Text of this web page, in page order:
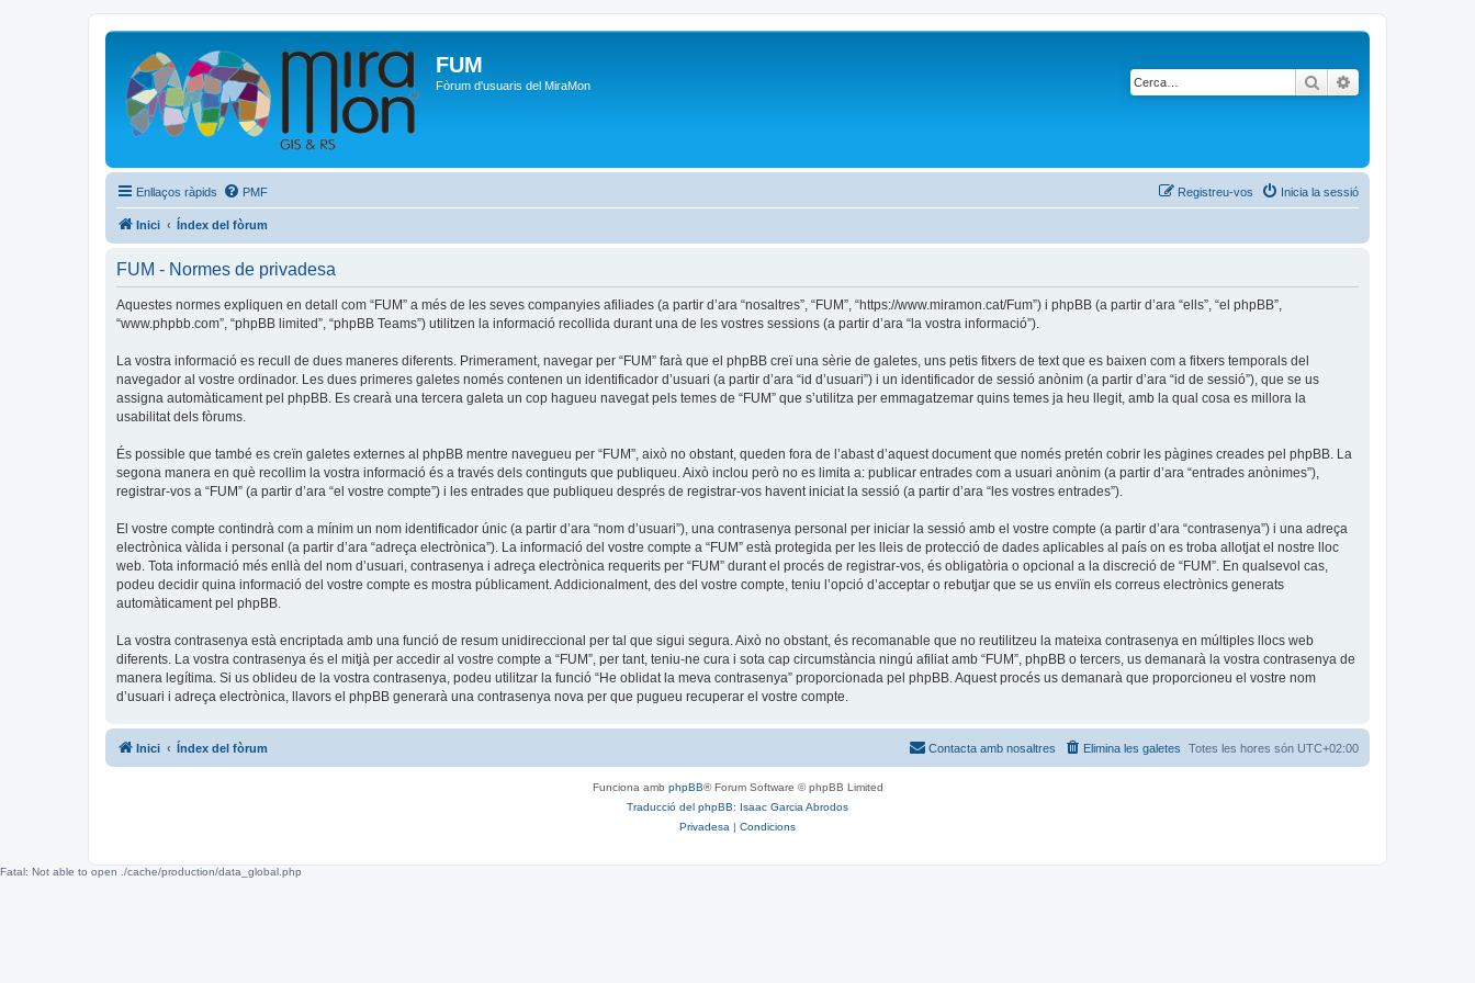
FUM
Fòrum d'usuaris del MiraMon Cerca
Enllaços ràpids PMF Inicia la sessió
Registreu-vos
Inici Índex del fòrum
FUM - Normes de privadesa
Aquestes normes expliquen en detall com “FUM” a més de les seves companyies afiliades (a partir d’ara “nosaltres”, “FUM”, “https://www.miramon.cat/Fum”) i phpBB (a partir d’ara “ells”, “el phpBB”,
“www.phpbb.com”, “phpBB limited”, “phpBB Teams”) utilitzen la informació recollida durant una de les vostres sessions (a partir d’ara “la vostra informació”).
La vostra informació es recull de dues maneres diferents. Primerament, navegar per “FUM” farà que el phpBB creï una sèrie de galetes, uns petis fitxers de text que es baixen com a fitxers temporals del
navegador al vostre ordinador. Les dues primeres galetes només contenen un identificador d’usuari (a partir d’ara “id d’usuari”) i un identificador de sessió anònim (a partir d’ara “id de sessió”), que se us
assigna automàticament pel phpBB. Es crearà una tercera galeta un cop hagueu navegat pels temes de “FUM” que s’utilitza per emmagatzemar quins temes ja heu llegit, amb la qual cosa es millora la
usabilitat dels fòrums.
És possible que també es creïn galetes externes al phpBB mentre navegueu per “FUM”, això no obstant, queden fora de l’abast d’aquest document que només pretén cobrir les pàgines creades pel phpBB. La
segona manera en què recollim la vostra informació és a través dels continguts que publiqueu. Això inclou però no es limita a: publicar entrades com a usuari anònim (a partir d’ara “entrades anònimes”),
registrar-vos a “FUM” (a partir d’ara “el vostre compte”) i les entrades que publiqueu després de registrar-vos havent iniciat la sessió (a partir d’ara “les vostres entrades”).
El vostre compte contindrà com a mínim un nom identificador únic (a partir d’ara “nom d’usuari”), una contrasenya personal per iniciar la sessió amb el vostre compte (a partir d’ara “contrasenya”) i una adreça
electrònica vàlida i personal (a partir d’ara “adreça electrònica”). La informació del vostre compte a “FUM” està protegida per les lleis de protecció de dades aplicables al país on es troba allotjat el nostre lloc
web. Tota informació més enllà del nom d’usuari, contrasenya i adreça electrònica requerits per “FUM” durant el procés de registrar-vos, és obligatòria o opcional a la discreció de “FUM”. En qualsevol cas,
podeu decidir quina informació del vostre compte es mostra públicament. Addicionalment, des del vostre compte, teniu l’opció d’acceptar o rebutjar que se us enviïn els correus electrònics generats
automàticament pel phpBB.
La vostra contrasenya està encriptada amb una funció de resum unidireccional per tal que sigui segura. Això no obstant, és recomanable que no reutilitzeu la mateixa contrasenya en múltiples llocs web
diferents. La vostra contrasenya és el mitjà per accedir al vostre compte a “FUM”, per tant, teniu-ne cura i sota cap circumstància ningú afiliat amb “FUM”, phpBB o tercers, us demanarà la vostra contrasenya de
manera legítima. Si us oblideu de la vostra contrasenya, podeu utilitzar la funció “He oblidat la meva contrasenya” proporcionada pel phpBB. Aquest procés us demanarà que proporcioneu el vostre nom
d’usuari i adreça electrònica, llavors el phpBB generarà una contrasenya nova per que pugueu recuperar el vostre compte.
Inici Índex del fòrum Totes les hores són UTC+02:00
Elimina les galetes
Contacta amb nosaltres
Funciona amb phpBB® Forum Software © phpBB Limited
Traducció del phpBB: Isaac Garcia Abrodos
Privadesa | Condicions
Fatal: Not able to open ./cache/production/data_global.php